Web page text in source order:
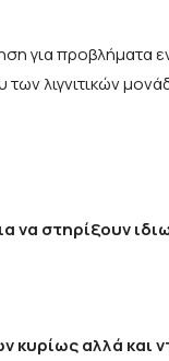
για προβλήματα
λιγνιτικών
να στηρίξουν
κυρίως αλλά και